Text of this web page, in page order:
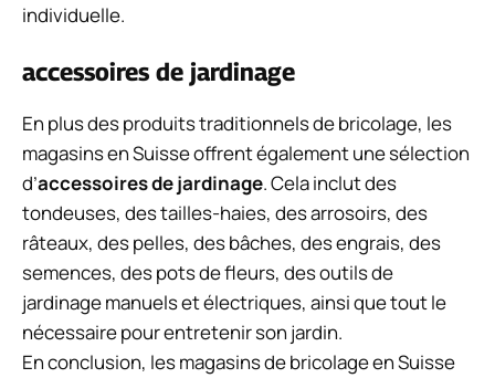
individuelle.
accessoires de jardinage
En plus des produits traditionnels de bricolage, les
magasins en Suisse offrent également une sélection
d’accessoires de jardinage. Cela inclut des
tondeuses, des tailles-haies, des arrosoirs, des
râteaux, des pelles, des bâches, des engrais, des
semences, des pots de fleurs, des outils de
jardinage manuels et électriques, ainsi que tout le
nécessaire pour entretenir son jardin.
En conclusion, les magasins de bricolage en Suisse